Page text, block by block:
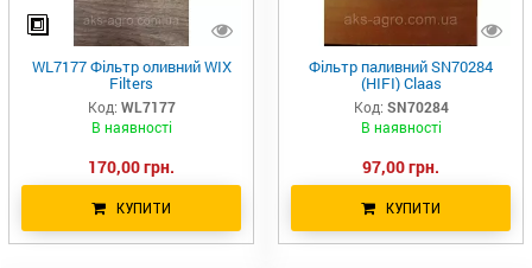
WL7177 Фільтр оливний WIX
Filters
Код: WL7177
В наявності
170,00 грн.
КУПИТИ
Фільтр паливний SN70284
(HІFІ) Claas
Код: SN70284
В наявності
97,00 грн.
КУПИТИ